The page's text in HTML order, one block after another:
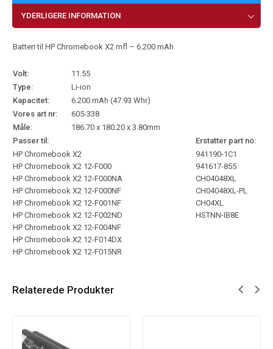
YDERLIGERE INFORMATION
Batteri til HP Chromebook X2 mfl – 6.200 mAh
Volt:
11.55
Type:
Li-ion
Kapacitet:
6.200 mAh (47.93 Whr)
Vores art nr:
605-338
Måle:
186.70 x 180.20 x 3.80mm
Passer til:
Erstatter part no:
HP Chromebook X2
HP Chromebook X2 12-F000
HP Chromebook X2 12-F000NA
HP Chromebook X2 12-F000NF
HP Chromebook X2 12-F001NF
HP Chromebook X2 12-F002ND
HP Chromebook X2 12-F004NF
HP Chromebook X2 12-F014DX
HP Chromebook X2 12-F015NR
941190-1C1
941617-855
CH04048XL
CH04048XL-PL
CH04XL
HSTNN-IB8E
Relaterede Produkter